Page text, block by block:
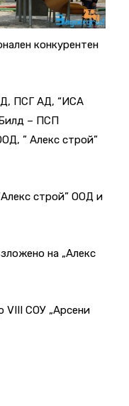
конкурентен
ПСГ АД, “ИСА
– ПСП
” Алекс строй”
строй” ООД и
на „Алекс
VIII СОУ „Арсени